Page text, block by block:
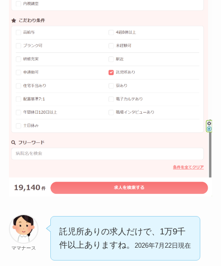
ママナース
託児所ありの求人だけで、1万9千
件以上ありますね。
2026年7月22日現在